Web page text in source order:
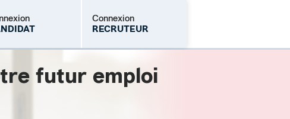
Connexion
RECRUTEUR
Mot de passe oublié
futur emploi